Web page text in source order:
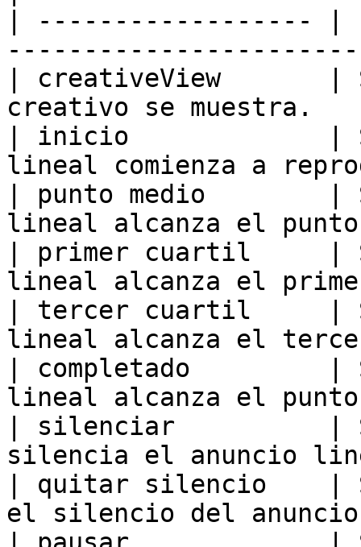
| ------------------ |
| creativeView       |
creativo se
| inicio             | Se
lineal comienza a
| punto medio        |
lineal alcanza el
| primer cuartil     |
lineal alcanza el
| tercer cuartil     |
lineal alcanza el
| completado         |
lineal alcanza el
| silenciar          |
silencia el
| quitar silencio    |
el silencio del